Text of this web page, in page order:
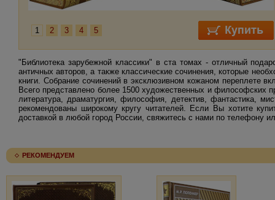
1 2 3 4 5
"Библиотека зарубежной классики" в ста томах - отличный
античных авторов, а также классические сочинения, которые
книги. Собрание сочинений в эксклюзивном кожаном переплете
Всего представлено более 1500 художественных и философских
литература, драматургия, философия, детектив, фантастика,
рекомендованы широкому кругу читателей. Если Вы хотите
доставкой в любой город России, свяжитесь с нами по телефону
РЕКОМЕНДУЕМ